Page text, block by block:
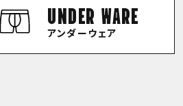
UNDER WARE
アンダーウェア